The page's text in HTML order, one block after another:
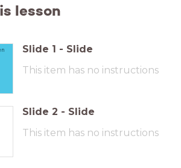
lesson
Slide 1 - Slide
This item has no instructions
Slide 2 - Slide
This item has no instructions